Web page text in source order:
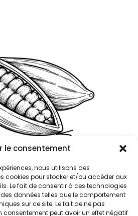
le consentement
nous utilisons des
cookies pour stocker et/ou accéder aux
Le fait de consentir à ces technologies
données telles que le comportement
sur ce site. Le fait de ne pas
consentement peut avoir un effet négatif